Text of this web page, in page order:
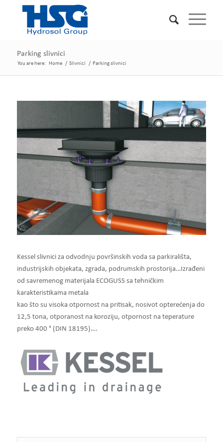
Parking slivnici
You are here: Home / Slivnici / Parking slivnici
Kessel slivnici za odvodnju površinskih voda sa parkirališta,
industrijskih objekata, zgrada, podrumskih prostorija…Izrađeni
od savremenog materijala ECOGUSS sa tehničkim
karakteristikama metala
kao što su visoka otpornost na pritisak, nosivot opterećenja do
12,5 tona, otporanost na koroziju, otpornost na teperature
preko 400 ° (DIN 18195)….